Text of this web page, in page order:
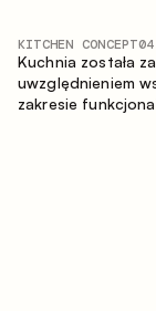
KITCHEN CONCEPT04
Kuchnia została
uwzględnieniem
zakresie